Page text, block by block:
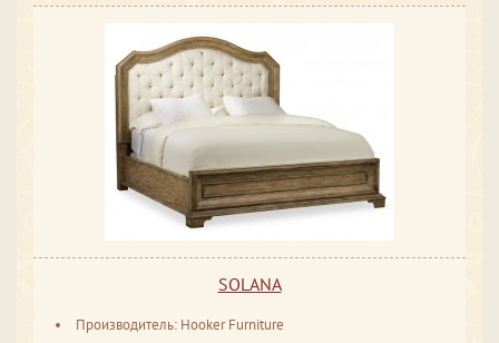
SOLANA
Производитель: Hooker Furniture